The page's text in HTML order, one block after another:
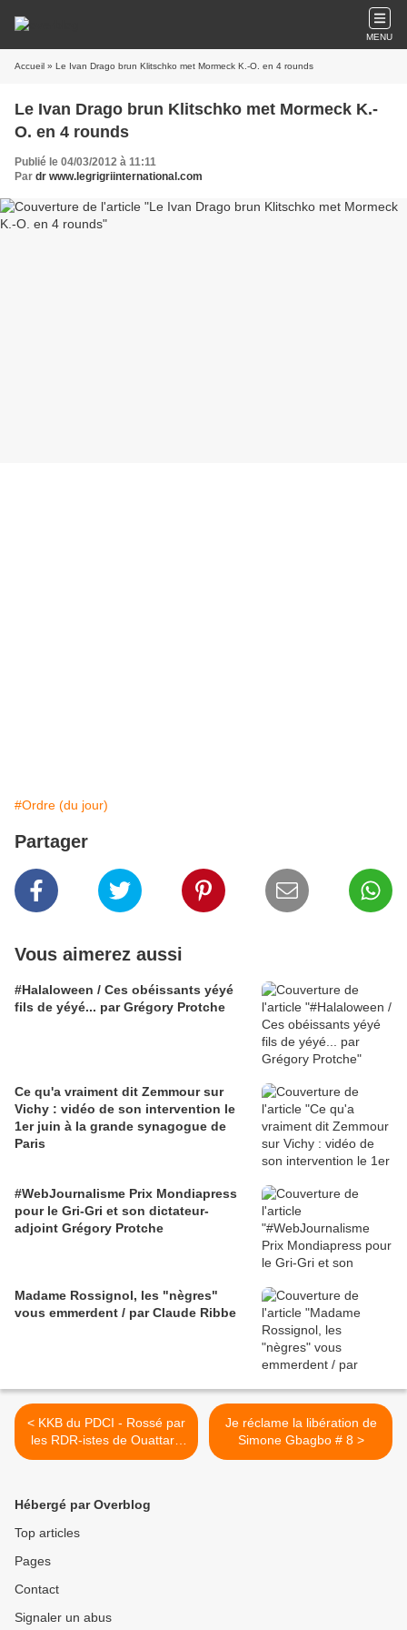
MENU
Accueil » Le Ivan Drago brun Klitschko met Mormeck K.-O. en 4 rounds
Le Ivan Drago brun Klitschko met Mormeck K.-
O. en 4 rounds
Publié le 04/03/2012 à 11:11
Par dr www.legrigriinternational.com
#Ordre (du jour)
Partager
Vous aimerez aussi
#Halaloween / Ces obéissants yéyé
fils de yéyé... par Grégory Protche
Ce qu'a vraiment dit Zemmour sur
Vichy : vidéo de son intervention le
1er juin à la grande synagogue de
Paris
#WebJournalisme Prix Mondiapress
pour le Gri-Gri et son dictateur-
adjoint Grégory Protche
Madame Rossignol, les "nègres"
vous emmerdent / par Claude Ribbe
< KKB du PDCI - Rossé par
les RDR-istes de Ouattara
et méprisé par Bédié
Je réclame la libération de
Simone Gbagbo # 8 >
Hébergé par Overblog
Top articles
Pages
Contact
Signaler un abus